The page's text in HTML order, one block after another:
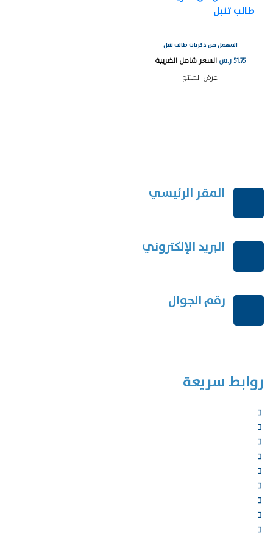
المهمل من ذكريات طالب تنبل
51.75 ر.س السعر شامل الضريبة
عرض المنتج
المقر الرئيسي
البريد الإلكتروني
رقم الجوال
روابط سريعة